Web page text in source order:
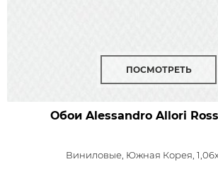
ПОСМОТРЕТЬ
Обои Alessandro Allori
Виниловые, Южная Корея,